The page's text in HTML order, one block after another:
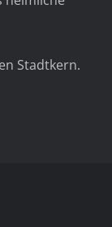
Stadtkern.